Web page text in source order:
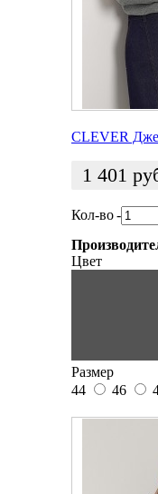
CLEVER
1 401
Кол-во-
Цвет
Размер
44
46